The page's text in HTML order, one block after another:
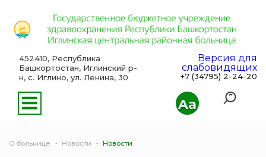
Aa
452410, Республика
Башкортостан, Иглинский р-
н, с. Иглино, ул. Ленина, 30
Версия для
слабовидящих
+7 (34795) 2-24-20
О больнице Новости Новости